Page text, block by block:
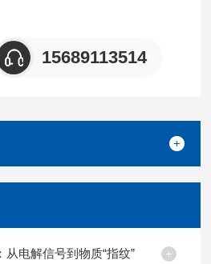
15689113514
电解信号到物质“指纹”